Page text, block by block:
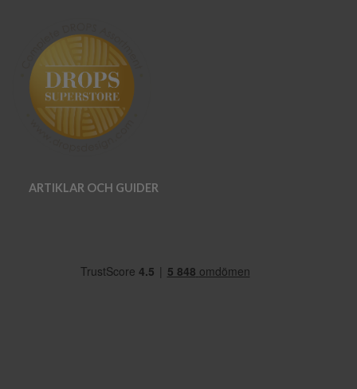
ARTIKLAR OCH GUIDER